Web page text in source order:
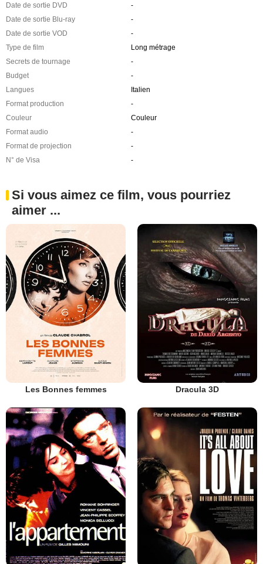
Date de sortie DVD
-
Date de sortie Blu-ray
-
Date de sortie VOD
-
Type de film
Long métrage
Secrets de tournage
-
Budget
-
Langues
Italien
Format production
-
Couleur
Couleur
Format audio
-
Format de projection
-
N° de Visa
-
Si vous aimez ce film, vous pourriez
aimer ...
Les Bonnes femmes Dracula 3D